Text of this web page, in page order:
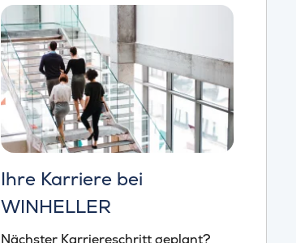
Ihre Karriere bei
WINHELLER